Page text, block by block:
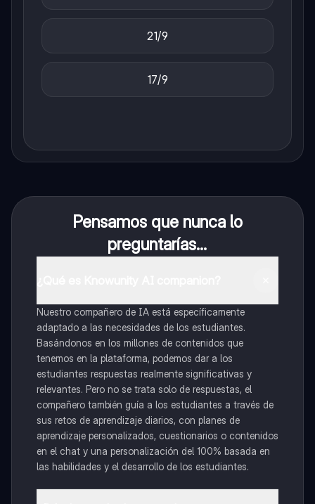
21/9
17/9
Pensamos que nunca lo
preguntarías...
Nuestro compañero de IA está específicamente
adaptado a las necesidades de los estudiantes.
Basándonos en los millones de contenidos que
tenemos en la plataforma, podemos dar a los
estudiantes respuestas realmente significativas y
relevantes. Pero no se trata solo de respuestas, el
compañero también guía a los estudiantes a través de
sus retos de aprendizaje diarios, con planes de
aprendizaje personalizados, cuestionarios o contenidos
en el chat y una personalización del 100% basada en
las habilidades y el desarrollo de los estudiantes.